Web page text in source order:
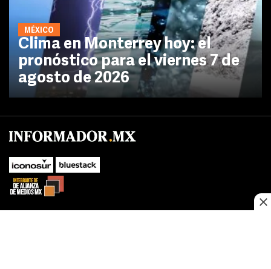
MÉXICO
Clima en Monterrey hoy: el
pronóstico para el viernes 7 de
agosto de 2026